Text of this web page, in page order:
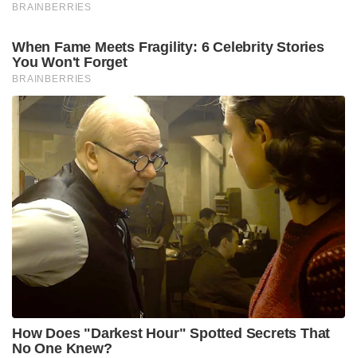
BRAINBERRIES
When Fame Meets Fragility: 6 Celebrity Stories
You Won't Forget
BRAINBERRIES
How Does "Darkest Hour" Spotted Secrets That
No One Knew?